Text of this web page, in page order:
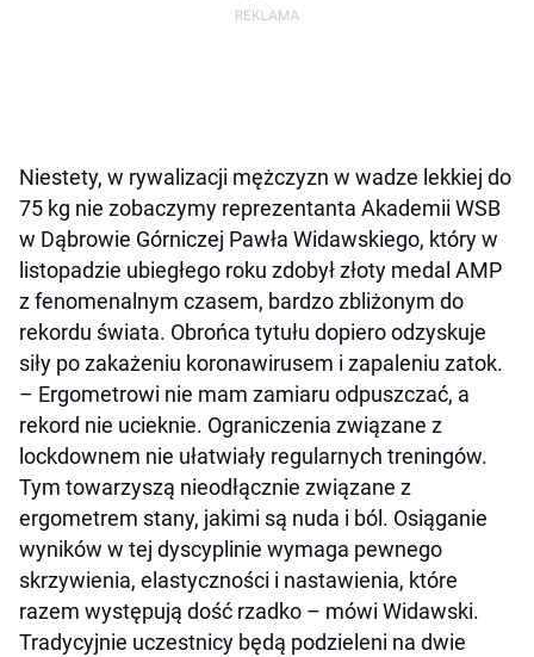
Niestety, w rywalizacji mężczyzn w wadze lekkiej do
75 kg nie zobaczymy reprezentanta Akademii WSB
w Dąbrowie Górniczej Pawła Widawskiego, który w
listopadzie ubiegłego roku zdobył złoty medal AMP
z fenomenalnym czasem, bardzo zbliżonym do
rekordu świata. Obrońca tytułu dopiero odzyskuje
siły po zakażeniu koronawirusem i zapaleniu zatok.
– Ergometrowi nie mam zamiaru odpuszczać, a
rekord nie ucieknie. Ograniczenia związane z
lockdownem nie ułatwiały regularnych treningów.
Tym towarzyszą nieodłącznie związane z
ergometrem stany, jakimi są nuda i ból. Osiąganie
wyników w tej dyscyplinie wymaga pewnego
skrzywienia, elastyczności i nastawienia, które
razem występują dość rzadko – mówi Widawski.
Tradycyjnie uczestnicy będą podzieleni na dwie